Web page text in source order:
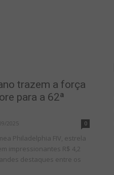
trazem a força
para a 62ª
2025 0
Philadelphia FIV, estrela
impressionantes R$ 4,2
destaques entre os